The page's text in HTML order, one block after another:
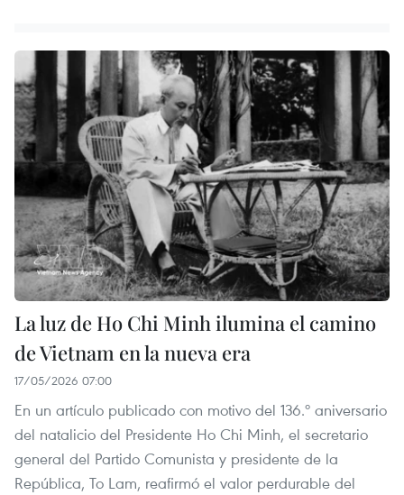
La luz de Ho Chi Minh ilumina el camino
de Vietnam en la nueva era
17/05/2026 07:00
En un artículo publicado con motivo del 136.º aniversario
del natalicio del Presidente Ho Chi Minh, el secretario
general del Partido Comunista y presidente de la
República, To Lam, reafirmó el valor perdurable del